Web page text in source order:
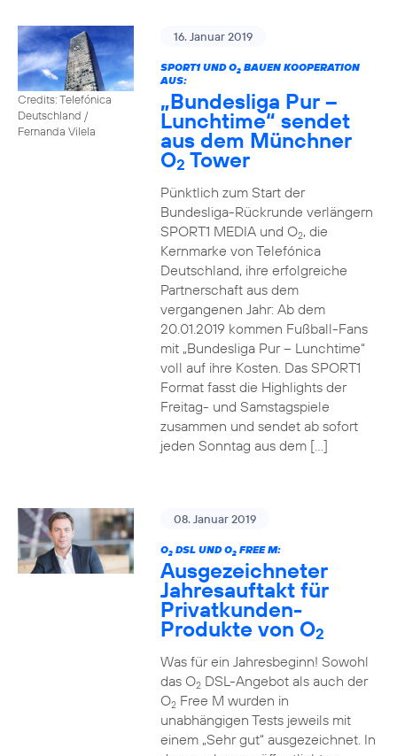
Credits: Telefónica
Deutschland /
Fernanda Vilela
16. Januar 2019
SPORT1 UND O2BAUEN KOOPERATION
AUS:
„Bundesliga Pur –
Lunchtime“ sendet
aus dem Münchner
O2 Tower
Pünktlich zum Start der
Bundesliga-Rückrunde verlängern
SPORT1 MEDIA und O2, die
Kernmarke von Telefónica
Deutschland, ihre erfolgreiche
Partnerschaft aus dem
vergangenen Jahr: Ab dem
20.01.2019 kommen Fußball-Fans
mit „Bundesliga Pur – Lunchtime“
voll auf ihre Kosten. Das SPORT1
Format fasst die Highlights der
Freitag- und Samstagspiele
zusammen und sendet ab sofort
jeden Sonntag aus dem […]
08. Januar 2019
O2DSL UND O2FREE M:
Ausgezeichneter
Jahresauftakt für
Privatkunden-
Produkte von O2
Was für ein Jahresbeginn! Sowohl
das O2DSL-Angebot als auch der
O2Free M wurden in
unabhängigen Tests jeweils mit
einem „Sehr gut“ ausgezeichnet. In